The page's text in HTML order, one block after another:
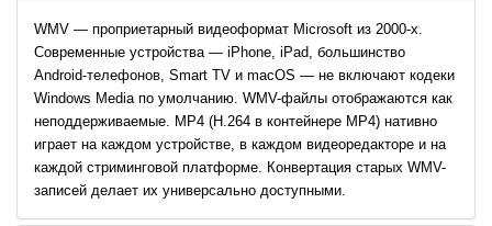
WMV — проприетарный видеоформат Microsoft из 2000-х.
Современные устройства — iPhone, iPad, большинство
Android-телефонов, Smart TV и macOS — не включают кодеки
Windows Media по умолчанию. WMV-файлы отображаются как
неподдерживаемые. MP4 (H.264 в контейнере MP4) нативно
играет на каждом устройстве, в каждом видеоредакторе и на
каждой стриминговой платформе. Конвертация старых WMV-
записей делает их универсально доступными.